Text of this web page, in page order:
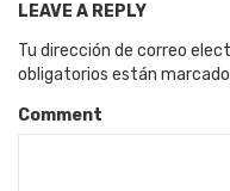
LEAVE A REPLY
Tu dirección de correo
obligatorios están
Comment